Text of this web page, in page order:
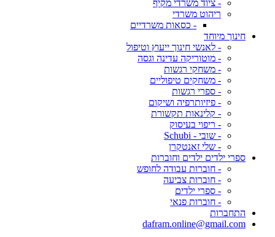
- ציוד משרדי מקיף
ריהוט משרדי
- כסאות משרדיים
חינוך מיוחד
- לאנשי חינוך ייעוץ וטיפול
- מוטוריקה עדינה וגסה
- משחקי רגשות
- משחקים טיפוליים
- ספרי רגשות
- פיזיותרפיה ושיקום
- קלינאות תקשורת
- ריפוי בעיסוק
- שובי - Schubi
- שלי זאנטקרן
ספרי ילדים ילדים וחוברות
- חוברות עבודה לחופש
- חוברות צביעה
- ספרי ילדים
- חוברות פנאי
התחברות
dafram.online@gmail.com